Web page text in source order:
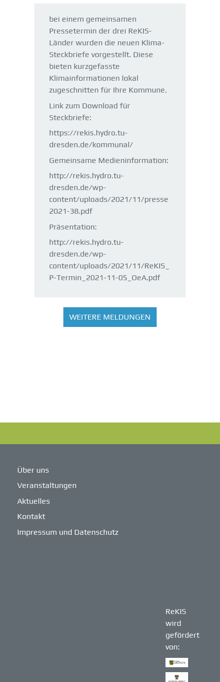
bei einem gemeinsamen
Pressetermin der drei ReKIS-
Länder wurden die neuen Klima-
Steckbriefe vorgestellt. Diese
bieten kurzgefasste
Klimainformationen lokal
zugeschnitten für Ihre Kommune.
Link zum Download für
Steckbriefe:
https://rekis.hydro.tu-
dresden.de/kommunal/
Gemeinsame Medieninformation:
http://rekis.hydro.tu-
dresden.de/wp-
content/uploads/2021/11/presse
2021-38.pdf
Präsentation:
http://rekis.hydro.tu-
dresden.de/wp-
content/uploads/2021/11/ReKIS_
P-Termin_2021-11-05_OeA.pdf
WEITERE MELDUNGEN
Über uns
Veranstaltungen
Aktuelles
Kontakt
Impressum und Datenschutz
ReKIS
wird
gefördert
von: